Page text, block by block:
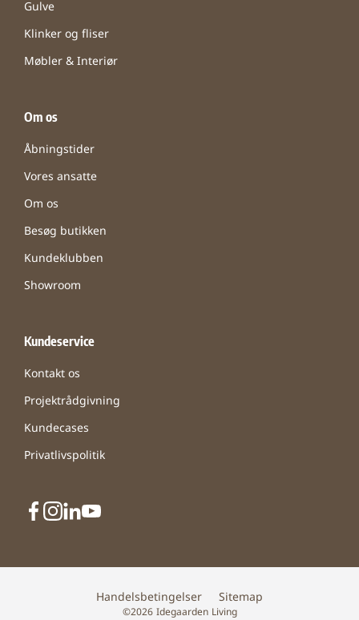
Gulve
Klinker og fliser
Møbler & Interiør
Om os
Åbningstider
Vores ansatte
Om os
Besøg butikken
Kundeklubben
Showroom
Kundeservice
Kontakt os
Projektrådgivning
Kundecases
Privatlivspolitik
©2026 Idegaarden Living
Handelsbetingelser Sitemap